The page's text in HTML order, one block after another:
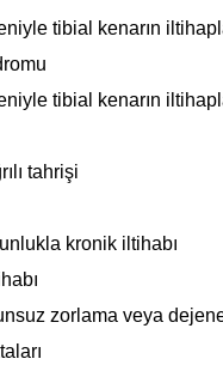
tibial kenarın
tibial kenarın
tahrişi
kronik iltihabı
zorlama veya